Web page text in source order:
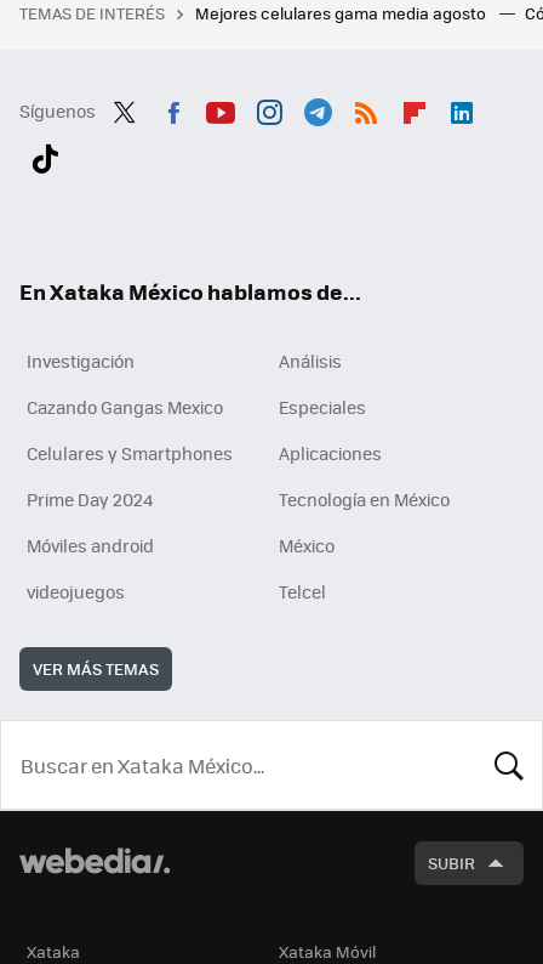
TEMAS DE INTERÉS Mejores celulares gama media agosto
Síguenos
En Xataka México hablamos de...
Investigación
Análisis
Cazando Gangas Mexico
Especiales
Celulares y Smartphones
Aplicaciones
Prime Day 2024
Tecnología en México
Móviles android
México
videojuegos
Telcel
VER MÁS TEMAS
SUBIR
Xataka Xataka Móvil